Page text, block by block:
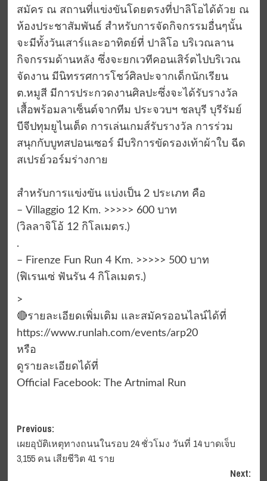
สมัคร ณ สถานที่แข่งขันโดยตรงที่ปาลิโอได้ด้วย ณ
ห้องประชาสัมพันธ์ สำหรับการจัดกิจกรรมอื่นๆนั้น
จะมีทั้งวันเสาร์และอาทิตย์ที่ ปาลิโอ บริเวณลาน
กิจกรรมด้านหลัง ซึ่งจะยกเวทีคอนเสิร์ตไปบริเวณ
จัดงาน มีนิทรรศการโชว์ศิลปะจากเด็กนักเรียน
ต.หมูสี มีการประกวดงานศิลปะซึ่งจะได้รับรางวัล
เสื้อพร้อมลาเซ็นต์จากทีม ประจวบฯ ชลบุรี บุรีรัมย์
บีจีปทุมยูไนเต็ด การเล่นเกมส์รับรางวัล การร่วม
สนุกกับบูทสปอนเซอร์ มีบริการขัดรองเท้าผ้าใบ ฉีด
สเปรย์วอร์มร่างกาย
สำหรับการแข่งขัน แบ่งเป็น 2 ประเภท คือ
– Villaggio 12 Km. >>>>> 600 บาท
(วิลลาจิโอ้ 12 กิโลเมตร.)
.
– Firenze Fun Run 4 Km. >>>>> 500 บาท
(ฟิเรนเซ่ ฟันรัน 4 กิโลเมตร.)
>
🔴รายละเอียดเพิ่มเติม และสมัครออนไลน์ได้ที่
https://www.runlah.com/events/arp20
หรือ
ดูรายละเอียดได้ที่
Official Facebook: The Artnimal Run
Post
navigation
Previous:
เผยอุบัติเหตุทางถนนในรอบ 24 ชั่วโมง วันที่ 14 บาดเจ็บ
3,155 คน เสียชีวิต 41 ราย
Next: